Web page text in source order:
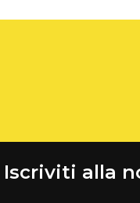
Iscriviti alla